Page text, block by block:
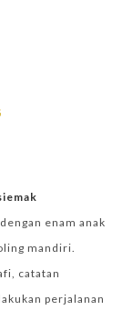
enam anak
mandiri.
catatan
perjalanan